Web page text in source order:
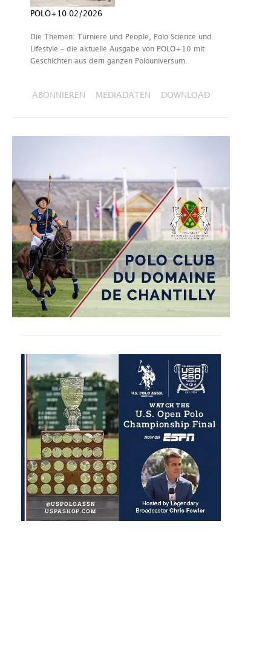
POLO+10 02/2026
Die Themen: Turniere und People, Polo Science und
Lifestyle – die aktuelle Ausgabe von POLO+10 mit
Geschichten aus dem ganzen Polouniversum.
ABONNIEREN MEDIADATEN DOWNLOAD